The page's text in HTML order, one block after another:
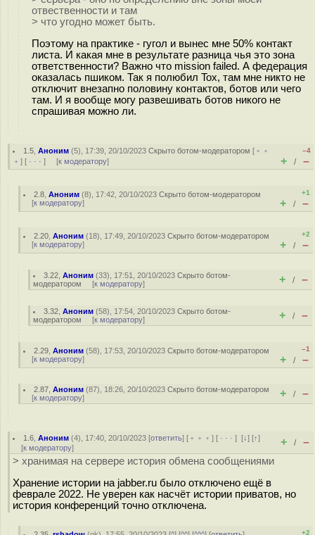
отвественности и там
> что угодно может быть.
Поэтому на практике - гугол и вынес мне 50% контакт
листа. И какая мне в результате разница чья это зона
ответственности? Важно что mission failed. А федерация
оказалась пшиком. Так я полюбил Tox, там мне никто не
отключит внезапно половину контактов, ботов или чего
там. И я вообще могу развешивать ботов никого не
спрашивая можно ли.
1.5 ,Аноним (5), 17:39, 20/10/2023Скрыто ботом-модератором [ ﹢﹢
﹢ ] [ · · · ] [к модератору]
–4
+ / –
2.8 ,Аноним (8), 17:42, 20/10/2023Скрыто ботом-модератором
[к модератору]
+1
+ / –
2.20 ,Аноним (18), 17:49, 20/10/2023Скрыто ботом-модератором
[к модератору]
+2
+ / –
3.22 ,Аноним (33), 17:51, 20/10/2023Скрыто ботом-
модератором [к модератору] + / –
3.32 ,Аноним (58), 17:54, 20/10/2023Скрыто ботом-
модератором [к модератору] + / –
2.29 ,Аноним (58), 17:53, 20/10/2023Скрыто ботом-модератором
[к модератору]
–1
+ / –
2.87 ,Аноним (87), 18:26, 20/10/2023Скрыто ботом-модератором
[к модератору] + / –
1.6 ,Аноним (4), 17:40, 20/10/2023 [ответить] [ ﹢﹢﹢] [ · · ·][↓] [↑]
[к модератору] + / –
> хранимая на сервере история обмена сообщениями
Хранение истории на jabber.ru было отключено ещё в
феврале 2022. Не уверен как насчёт истории приватов, но
история конференций точно отключена.
+2